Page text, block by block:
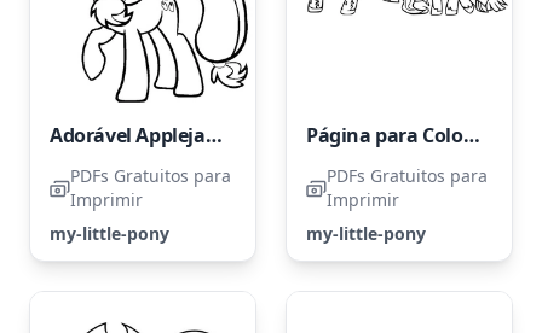
Adorável Applejack de My Little Pony
PDFs Gratuitos para
Imprimir
my-little-pony
Página para Colorir de Pônei Unicórnio
PDFs Gratuitos para
Imprimir
my-little-pony